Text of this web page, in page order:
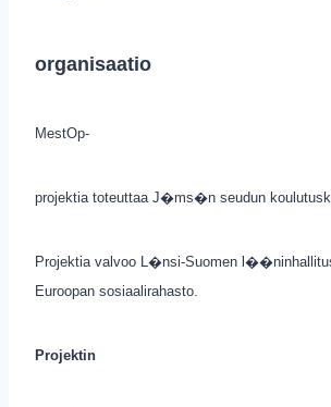
organisaatio
MestOp-
projektia toteuttaa J�ms�n seudun
Projektia valvoo L�nsi-Suomen
Euroopan sosiaalirahasto.
Projektin